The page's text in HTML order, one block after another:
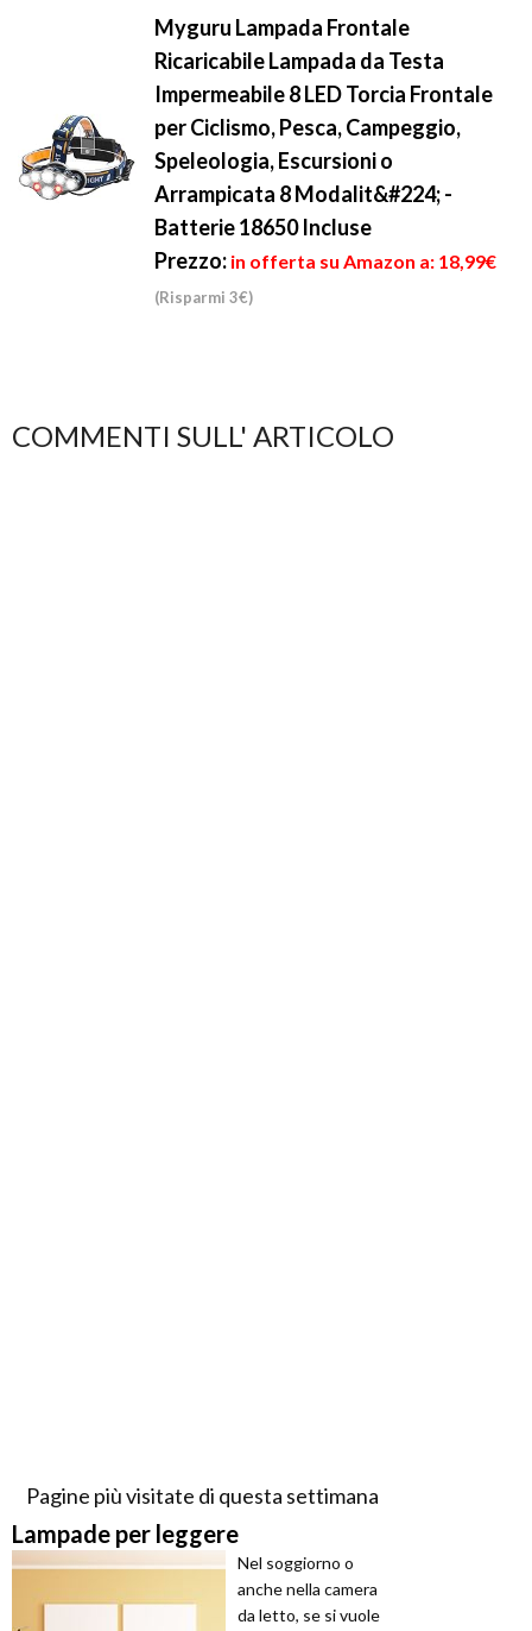
Myguru Lampada Frontale
Ricaricabile Lampada da Testa
Impermeabile 8 LED Torcia Frontale
per Ciclismo, Pesca, Campeggio,
Speleologia, Escursioni o
Arrampicata 8 Modalit&#224; -
Batterie 18650 Incluse
Prezzo: in offerta su Amazon a: 18,99€
(Risparmi 3€)
COMMENTI SULL' ARTICOLO
Pagine più visitate di questa settimana
Lampade per leggere
Nel soggiorno o
anche nella camera
da letto, se si vuole